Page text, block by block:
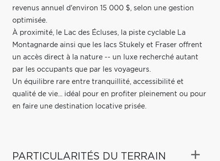
revenus annuel d'environ 15 000 $, selon une gestion
optimisée.
À proximité, le Lac des Écluses, la piste cyclable La
Montagnarde ainsi que les lacs Stukely et Fraser offrent
un accès direct à la nature -- un luxe recherché autant
par les occupants que par les voyageurs.
Un équilibre rare entre tranquillité, accessibilité et
qualité de vie... idéal pour en profiter pleinement ou pour
en faire une destination locative prisée.
PARTICULARITÉS DU TERRAIN